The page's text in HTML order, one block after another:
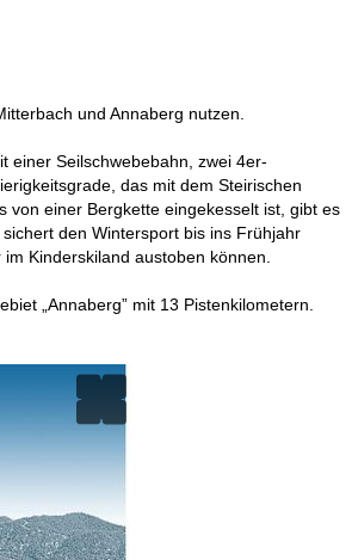
und Annaberg nutzen.
einer Seilschwebebahn, zwei 4er-
das mit dem Steirischen
von einer Bergkette eingekesselt ist, gibt es
den Wintersport bis ins Frühjahr
Kinderskiland austoben können.
„Annaberg” mit 13 Pistenkilometern.